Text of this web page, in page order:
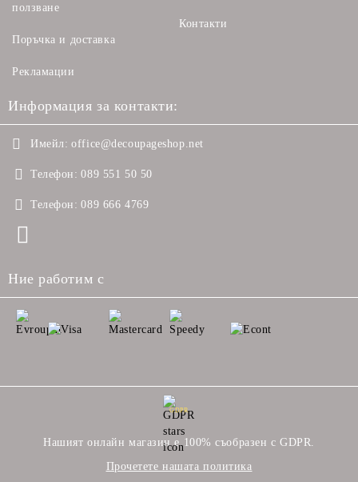
ползване
Поръчка и доставка
Рекламации
Контакти
Информация за контакти:
Имейл: office@decoupageshop.net
Телефон: 089 551 50 50
Телефон: 089 666 4769
Ние работим с
GDPR
Нашият онлайн магазин е 100% съобразен с GDPR.
Прочетете нашата политика